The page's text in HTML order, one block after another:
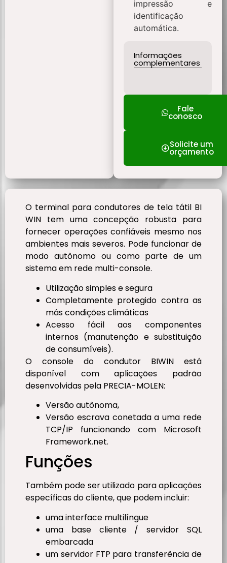
impressão e
identificação
automática.
Informações
complementares
Fale
conosco
Solicite um
orçamento
O terminal para condutores de tela tátil BI
WIN tem uma concepção robusta para
fornecer operações confiáveis mesmo nos
ambientes mais severos. Pode funcionar de
modo autônomo ou como parte de um
sistema em rede multi-console.
Utilização simples e segura
Completamente protegido contra as
más condições climáticas
Acesso fácil aos componentes
internos (manutenção e substituição
de consumíveis).
O console do condutor BIWIN está
disponível com aplicações padrão
desenvolvidas pela PRECIA-MOLEN:
Versão autônoma,
Versão escrava conetada a uma rede
TCP/IP funcionando com Microsoft
Framework.net.
Funções
Também pode ser utilizado para aplicações
específicas do cliente, que podem incluir:
uma interface multilíngue
uma base cliente / servidor SQL
embarcada
um servidor FTP para transferência de